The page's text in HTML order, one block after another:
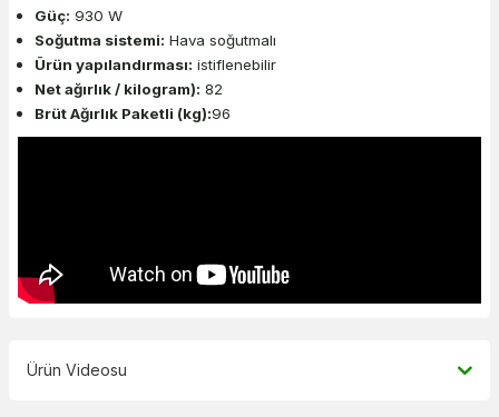
Güç: 930 W
Soğutma sistemi: Hava soğutmalı
Ürün yapılandırması: istiflenebilir
Net ağırlık / kilogram): 82
Brüt Ağırlık Paketli (kg):96
Ürün Videosu